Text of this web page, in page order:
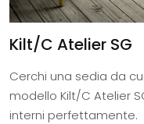
Kilt/C Atelier SG
Cerchi una sedia da
modello Kilt/C Atelier
interni perfettamente.